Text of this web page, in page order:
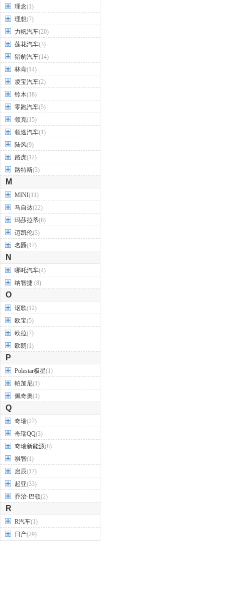
理念(1)
理想(7)
力帆汽车(20)
莲花汽车(3)
猎豹汽车(14)
林肯(14)
凌宝汽车(2)
铃木(18)
零跑汽车(5)
领克(15)
领途汽车(1)
陆风(9)
路虎(12)
路特斯(3)
M
MINI(11)
马自达(22)
玛莎拉蒂(6)
迈凯伦(3)
名爵(17)
N
哪吒汽车(4)
纳智捷 (8)
O
讴歌(12)
欧宝(5)
欧拉(7)
欧朗(1)
P
Polestar极星(1)
帕加尼(1)
佩奇奥(1)
Q
奇瑞(27)
奇瑞QQ(3)
奇瑞新能源(8)
祺智(1)
启辰(17)
起亚(33)
乔治·巴顿(2)
R
R汽车(1)
日产(29)